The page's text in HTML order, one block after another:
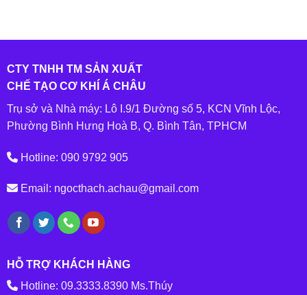
CTY TNHH TM SẢN XUẤT
CHẾ TẠO CƠ KHÍ Á CHÂU
Trụ sở và Nhà máy: Lô I.9/1 Đường số 5, KCN Vĩnh Lộc,
Phường Bình Hưng Hoà B, Q. Bình Tân, TPHCM
Hotline: 090 9792 905
Email: ngocthach.achau@gmail.com
HỖ TRỢ KHÁCH HÀNG
Hotline: 09.3333.8390 Ms.Thúy